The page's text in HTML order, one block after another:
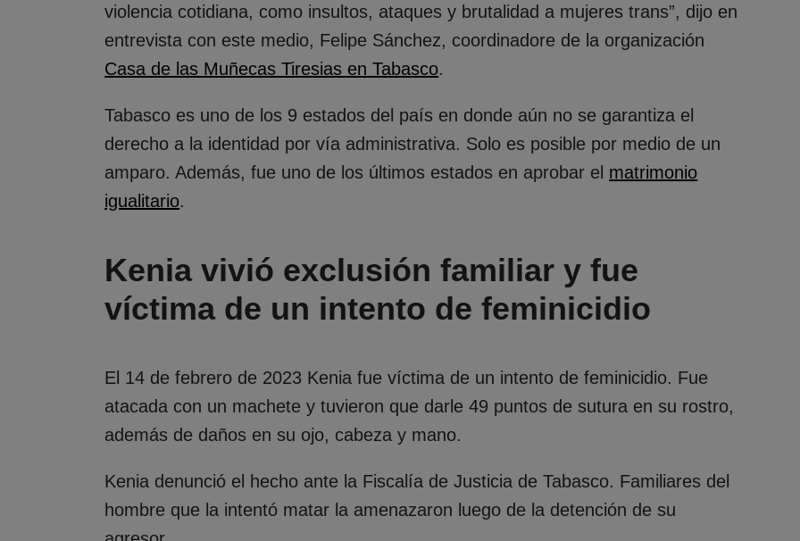
violencia cotidiana, como insultos, ataques y brutalidad a mujeres trans”, dijo en
entrevista con este medio, Felipe Sánchez, coordinadore de la organización
Casa de las Muñecas Tiresias en Tabasco.
Tabasco es uno de los 9 estados del país en donde aún no se garantiza el
derecho a la identidad por vía administrativa. Solo es posible por medio de un
amparo. Además, fue uno de los últimos estados en aprobar el matrimonio
igualitario.
Kenia vivió exclusión familiar y fue
víctima de un intento de feminicidio
El 14 de febrero de 2023 Kenia fue víctima de un intento de feminicidio. Fue
atacada con un machete y tuvieron que darle 49 puntos de sutura en su rostro,
además de daños en su ojo, cabeza y mano.
Kenia denunció el hecho ante la Fiscalía de Justicia de Tabasco. Familiares del
hombre que la intentó matar la amenazaron luego de la detención de su